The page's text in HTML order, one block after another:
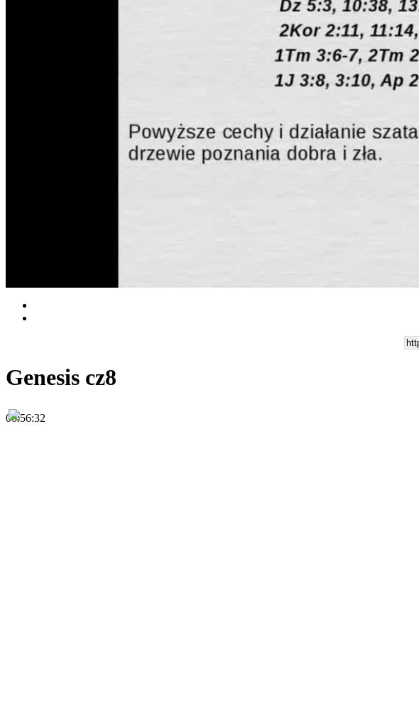
Genesis cz8
00:56:32